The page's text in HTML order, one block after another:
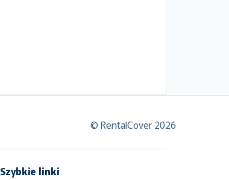
© RentalCover 2026
Szybkie linki